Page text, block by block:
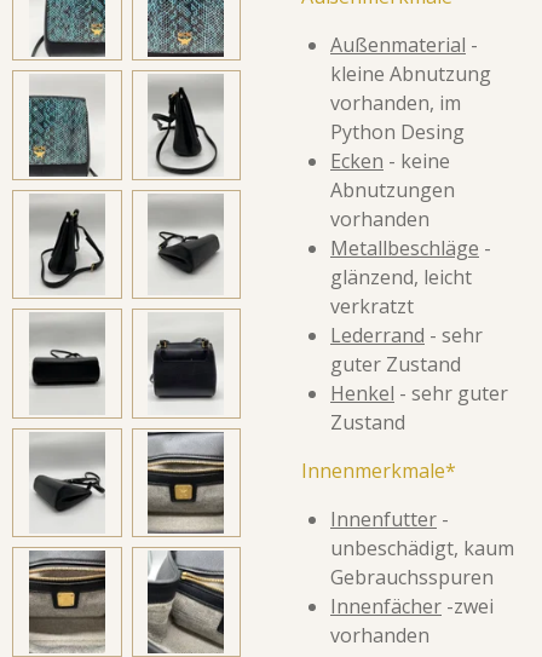
Außenmaterial -
kleine Abnutzung
vorhanden, im
Python Desing
Ecken - keine
Abnutzungen
vorhanden
Metallbeschläge -
glänzend, leicht
verkratzt
Lederrand - sehr
guter Zustand
Henkel - sehr guter
Zustand
Innenmerkmale*
Innenfutter -
unbeschädigt, kaum
Gebrauchsspuren
Innenfächer -zwei
vorhanden